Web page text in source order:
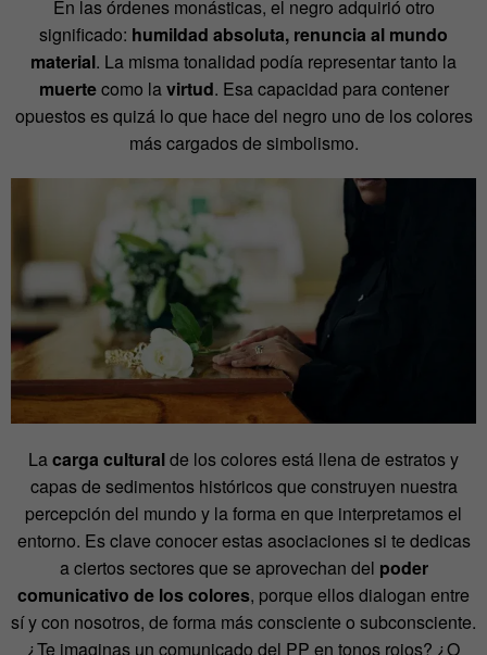
En las órdenes monásticas, el negro adquirió otro
significado: humildad absoluta, renuncia al mundo
material. La misma tonalidad podía representar tanto la
muertecomo lavirtud. Esa capacidad para contener
opuestos es quizá lo que hace del negro uno de los colores
más cargados de simbolismo.
Lacarga culturalde los colores está llena de estratos y
capas de sedimentos históricos que construyen nuestra
percepción del mundo y la forma en que interpretamos el
entorno. Es clave conocer estas asociaciones si te dedicas
a ciertos sectores que se aprovechan del poder
comunicativo de los colores, porque ellos dialogan entre
sí y con nosotros, de forma más consciente o subconsciente.
¿Te imaginas un comunicado del PP en tonos rojos? ¿O